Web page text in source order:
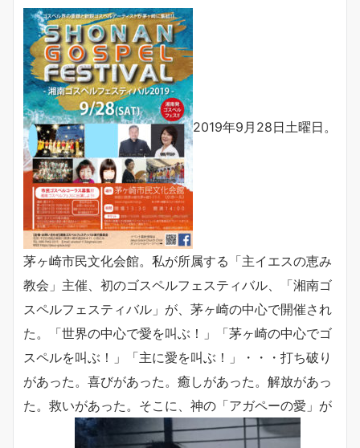
2019年9月28日土曜日。
茅ヶ崎市民文化会館。私が所属する「主イエスの恵み
教会」主催、初のゴスペルフェスティバル、「湘南ゴ
スペルフェスティバル」が、茅ヶ崎の中心で開催され
た。「世界の中心で愛を叫ぶ！」「茅ヶ崎の中心でゴ
スペルを叫ぶ！」「主に愛を叫ぶ！」・・・打ち破り
があった。喜びがあった。癒しがあった。解放があっ
た。救いがあった。そこに、神の「アガペーの愛」が